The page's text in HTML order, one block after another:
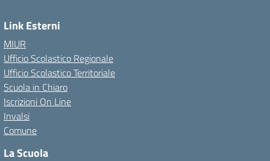
Link Esterni
MIUR
Ufficio Scolastico Regionale
Ufficio Scolastico Territoriale
Scuola in Chiaro
Iscrizioni On Line
Invalsi
Comune
La Scuola